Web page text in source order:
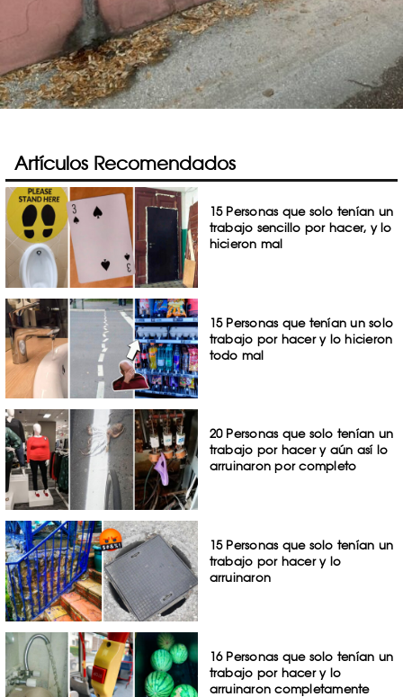
Artículos Recomendados
15 Personas que solo tenían un
trabajo sencillo por hacer, y lo
hicieron mal
15 Personas que tenían un solo
trabajo por hacer y lo hicieron
todo mal
20 Personas que solo tenían un
trabajo por hacer y aún así lo
arruinaron por completo
15 Personas que solo tenían un
trabajo por hacer y lo
arruinaron
16 Personas que solo tenían un
trabajo por hacer y lo
arruinaron completamente